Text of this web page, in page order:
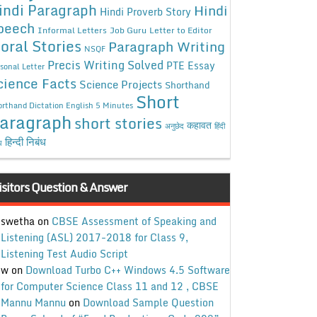
Paragraph Hindi Proverb Story Hindi
Informal Letters Job Guru Letter to Editor
Stories NSQF Paragraph Writing
Letter Precis Writing Solved PTE Essay
Facts Science Projects Shorthand
Dictation English 5 Minutes Short
short stories अनुछेद कहावत हिंदी
हिन्दी निबंध
Question & Answer
swethaon CBSE Assessment of Speaking and
Listening (ASL) 2017-2018 for Class 9,
Listening Test Audio Script
won Download Turbo C++ Windows 4.5 Software
for Computer Science Class 11 and 12 , CBSE
Mannu Mannu on Download Sample Question